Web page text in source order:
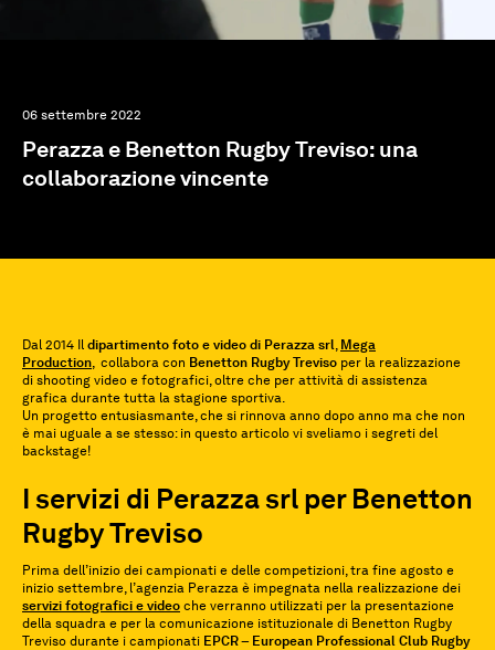
06 settembre 2022
Perazza e Benetton Rugby Treviso: una
collaborazione vincente
Dal 2014 Il dipartimento foto e video di Perazza srl, Mega
Production, collabora con Benetton Rugby Treviso per la realizzazione
di shooting video e fotografici, oltre che per attività di assistenza
grafica durante tutta la stagione sportiva.
Un progetto entusiasmante, che si rinnova anno dopo anno ma che non
è mai uguale a se stesso: in questo articolo vi sveliamo i segreti del
backstage!
I servizi di Perazza srl per Benetton
Rugby Treviso
Prima dell’inizio dei campionati e delle competizioni, tra fine agosto e
inizio settembre, l’agenzia Perazza è impegnata nella realizzazione dei
servizi fotografici e video che verranno utilizzati per la presentazione
della squadra e per la comunicazione istituzionale di Benetton Rugby
Treviso durante i campionati EPCR – European Professional Club Rugby